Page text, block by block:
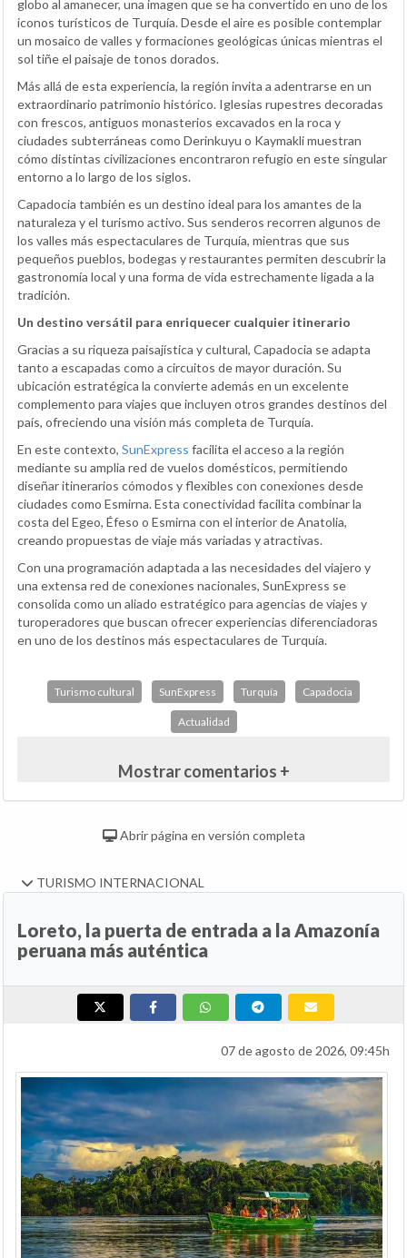
globo al amanecer, una imagen que se ha convertido en uno de los
iconos turísticos de Turquía. Desde el aire es posible contemplar
un mosaico de valles y formaciones geológicas únicas mientras el
sol tiñe el paisaje de tonos dorados.
Más allá de esta experiencia, la región invita a adentrarse en un
extraordinario patrimonio histórico. Iglesias rupestres decoradas
con frescos, antiguos monasterios excavados en la roca y
ciudades subterráneas como Derinkuyu o Kaymakli muestran
cómo distintas civilizaciones encontraron refugio en este singular
entorno a lo largo de los siglos.
Capadocia también es un destino ideal para los amantes de la
naturaleza y el turismo activo. Sus senderos recorren algunos de
los valles más espectaculares de Turquía, mientras que sus
pequeños pueblos, bodegas y restaurantes permiten descubrir la
gastronomía local y una forma de vida estrechamente ligada a la
tradición.
Un destino versátil para enriquecer cualquier itinerario
Gracias a su riqueza paisajística y cultural, Capadocia se adapta
tanto a escapadas como a circuitos de mayor duración. Su
ubicación estratégica la convierte además en un excelente
complemento para viajes que incluyen otros grandes destinos del
país, ofreciendo una visión más completa de Turquía.
En este contexto, SunExpress facilita el acceso a la región
mediante su amplia red de vuelos domésticos, permitiendo
diseñar itinerarios cómodos y flexibles con conexiones desde
ciudades como Esmirna. Esta conectividad facilita combinar la
costa del Egeo, Éfeso o Esmirna con el interior de Anatolia,
creando propuestas de viaje más variadas y atractivas.
Con una programación adaptada a las necesidades del viajero y
una extensa red de conexiones nacionales, SunExpress se
consolida como un aliado estratégico para agencias de viajes y
turoperadores que buscan ofrecer experiencias diferenciadoras
en uno de los destinos más espectaculares de Turquía.
Turismo cultural SunExpress Turquía Capadocia
Actualidad
Mostrar comentarios +
Abrir página en versión completa
TURISMO INTERNACIONAL
Loreto, la puerta de entrada a la Amazonía
peruana más auténtica
07 de agosto de 2026, 09:45h